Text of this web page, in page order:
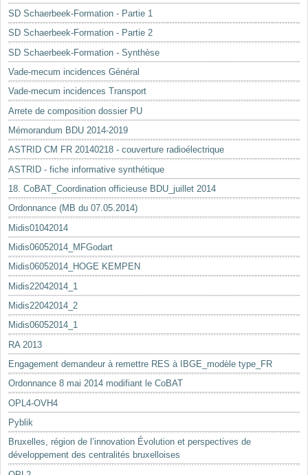
SD Schaerbeek-Formation - Partie 1
SD Schaerbeek-Formation - Partie 2
SD Schaerbeek-Formation - Synthèse
Vade-mecum incidences Général
Vade-mecum incidences Transport
Arrete de composition dossier PU
Mémorandum BDU 2014-2019
ASTRID CM FR 20140218 - couverture radioélectrique
ASTRID - fiche informative synthétique
18. CoBAT_Coordination officieuse BDU_juillet 2014
Ordonnance (MB du 07.05.2014)
Midis01042014
Midis06052014_MFGodart
Midis06052014_HOGE KEMPEN
Midis22042014_1
Midis22042014_2
Midis06052014_1
RA 2013
Engagement demandeur à remettre RES à IBGE_modèle type_FR
Ordonnance 8 mai 2014 modifiant le CoBAT
OPL4-OVH4
Pyblik
Bruxelles, région de l’innovation Évolution et perspectives de
développement des centralités bruxelloises